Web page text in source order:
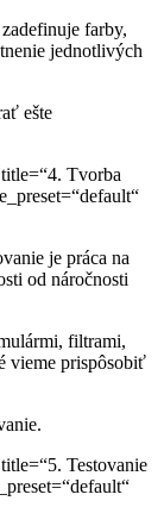
farby,
jednotlivých
ešte
Tvorba
je práca na
od náročnosti
filtrami,
vieme prispôsobiť
Testovanie